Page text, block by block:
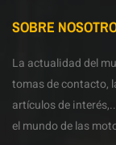
SOBRE
La actualidad del
tomas de contacto,
artículos de
el mundo de las